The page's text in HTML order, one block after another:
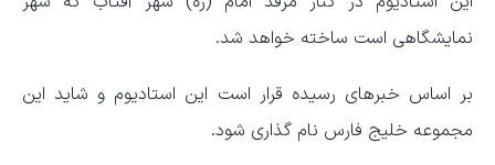
نمایشگاهی است ساخته خواهد شد.
بر اساس خبرهای رسیده قرار است این استادیوم و شاید این
مجموعه خلیج فارس نام گذاری شود.